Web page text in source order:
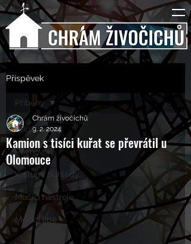
Příspěvek
Příběhy
Rozhovory
Kulturní pohledy
Mučící nástroje
Mučící lidé
Příběhy
Kamion s tisíci kuřat se převrátil u
Olomouce
Chrám živočichů
9. 2. 2024